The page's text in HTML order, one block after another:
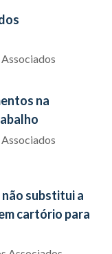
na
não substitui a
cartório para